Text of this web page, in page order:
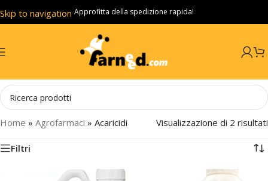
Skip to navigation
Skip to main content
Approfitta della spedizione rapida!
Home » Agrofarmaci » Acaricidi Visualizzazione di 2 risultati
Filtri